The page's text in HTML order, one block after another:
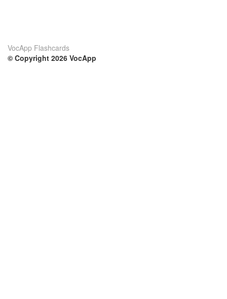
VocApp Flashcards
© Copyright 2026 VocApp